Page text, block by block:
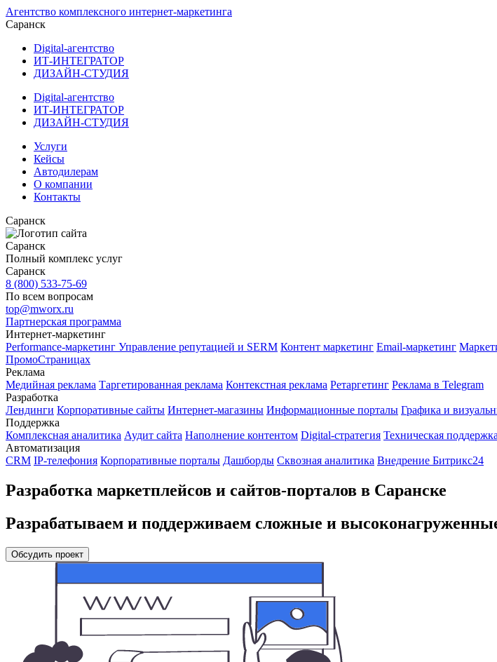
Агентство комплексного интернет-маркетинга
Саранск
Digital-агентство
ИТ-ИНТЕГРАТОР
ДИЗАЙН-СТУДИЯ
Digital-агентство
ИТ-ИНТЕГРАТОР
ДИЗАЙН-СТУДИЯ
Услуги
Кейсы
Автодилерам
О компании
Контакты
Саранск
Саранск
Полный комплекс услуг
Саранск
8 (800) 533-75-69
По всем вопросам
top@mworx.ru
Партнерская программа
Интернет-маркетинг
Performance-маркетинг Управление репутацией и SERM Контент маркетинг Email-маркетинг
ПромоСтраницах
Реклама
Медийная реклама Таргетированная реклама Контекстная реклама Ретаргетинг Реклама в Telegram
Разработка
Лендинги Корпоративные сайты Интернет-магазины Информационные порталы Графика и
Поддержка
Комплексная аналитика Аудит сайта Наполнение контентом Digital-стратегия Техническая поддержка
Автоматизация
CRM IP-телефония Корпоративные порталы Дашборды Сквозная аналитика Внедрение Битрикс24
Разработка маркетплейсов и сайтов-порталов в Саранске
Разрабатываем и поддерживаем сложные и
Обсудить проект